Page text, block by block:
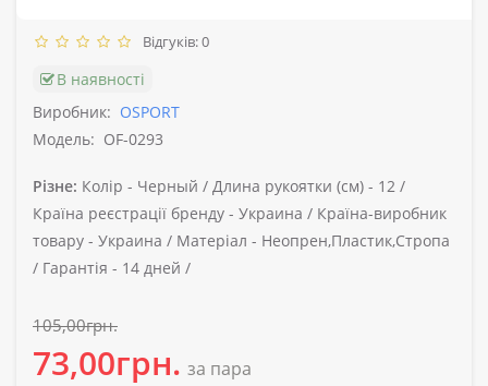
Відгуків: 0
В наявності
Виробник: OSPORT
Модель: OF-0293
Різне: Колір - Черный / Длина рукоятки (см) - 12 /
Країна реєстрації бренду - Украина / Країна-виробник
товару - Украина / Матеріал - Неопрен,Пластик,Стропа
/ Гарантія - 14 дней /
105,00грн.
73,00грн. за пара